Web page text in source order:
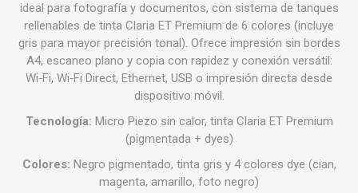
ideal para fotografía y documentos, con sistema de tanques
rellenables de tinta Claria ET Premium de 6 colores (incluye
gris para mayor precisión tonal). Ofrece impresión sin bordes
A4, escaneo plano y copia con rapidez y conexión versátil:
Wi‑Fi, Wi‑Fi Direct, Ethernet, USB o impresión directa desde
dispositivo móvil.
Tecnología: Micro Piezo sin calor, tinta Claria ET Premium
(pigmentada + dyes)
Colores: Negro pigmentado, tinta gris y 4 colores dye (cian,
magenta, amarillo, foto negro)